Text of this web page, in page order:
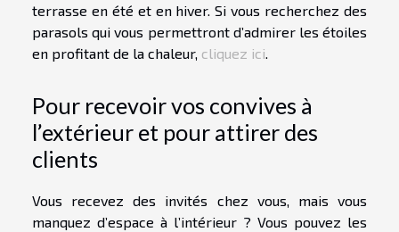
terrasse en été et en hiver. Si vous recherchez des
parasols qui vous permettront d’admirer les étoiles
en profitant de la chaleur, cliquez ici
Pour recevoir vos convives à
l’extérieur et pour attirer des
clients
Vous recevez des invités chez vous, mais vous
manquez d’espace à l’intérieur ? Vous pouvez les